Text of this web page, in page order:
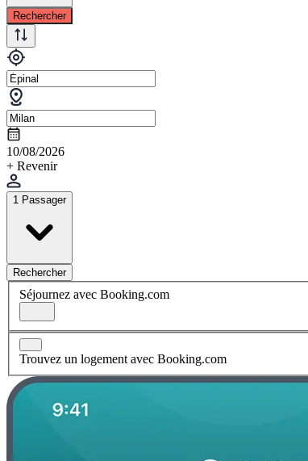
Rechercher
10/08/2026
+ Revenir
1 Passager
Rechercher
Séjournez avec Booking.com
Trouvez un logement avec Booking.com